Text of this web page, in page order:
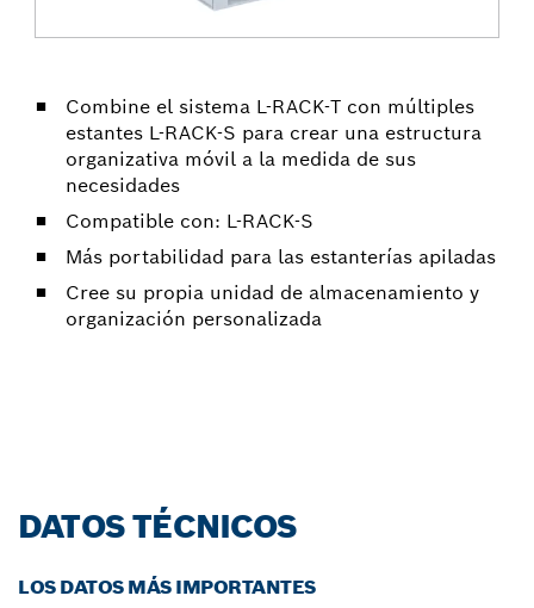
Combine el sistema L-RACK-T con múltiples
estantes L-RACK-S para crear una estructura
organizativa móvil a la medida de sus
necesidades
Compatible con: L-RACK-S
Más portabilidad para las estanterías apiladas
Cree su propia unidad de almacenamiento y
organización personalizada
DATOS TÉCNICOS
LOS DATOS MÁS IMPORTANTES